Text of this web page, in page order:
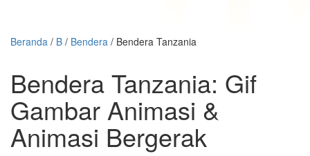
Beranda / B / Bendera / Bendera Tanzania
Bendera Tanzania: Gif
Gambar Animasi &
Animasi Bergerak